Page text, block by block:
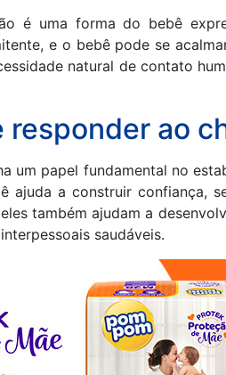
é uma forma do bebê
e o bebê pode se
natural de contato
ao
um papel fundamental no
ajuda a construir confiança,
também ajudam a
saudáveis.